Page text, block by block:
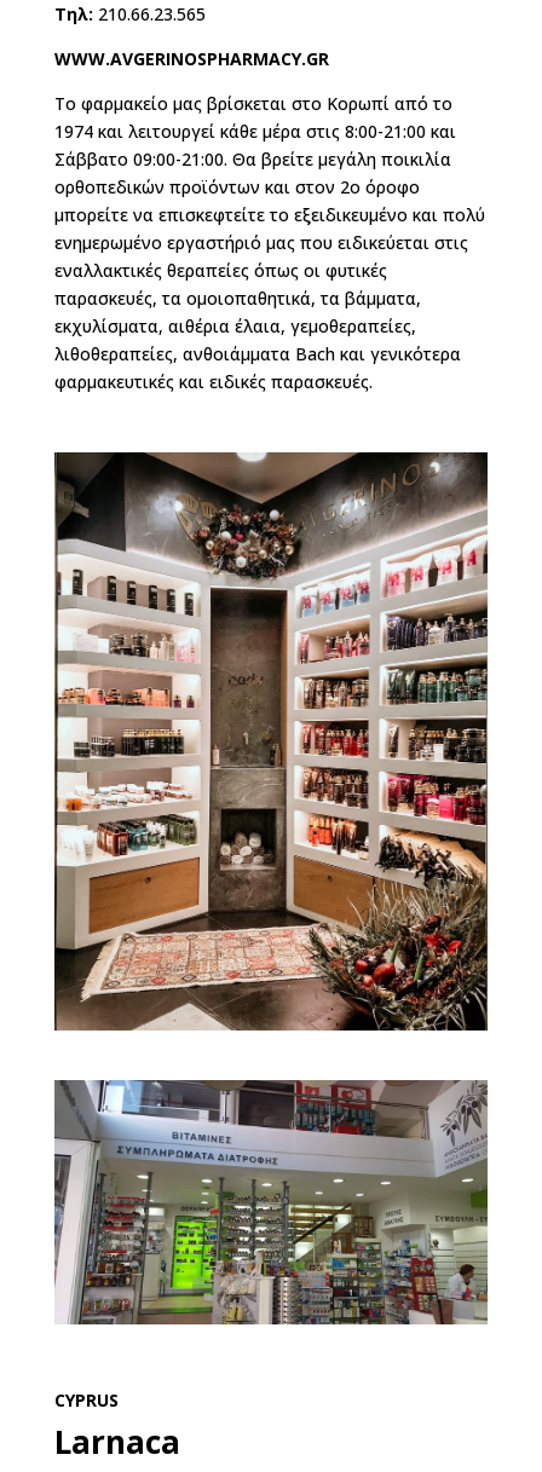
Τηλ: 210.66.23.565
WWW.AVGERINOSPHARMACY.GR
Το φαρμακείο μας βρίσκεται στο Κορωπί από το
1974 και λειτουργεί κάθε μέρα στις 8:00-21:00 και
Σάββατο 09:00-21:00. Θα βρείτε μεγάλη ποικιλία
ορθοπεδικών προϊόντων και στον 2ο όροφο
μπορείτε να επισκεφτείτε το εξειδικευμένο και πολύ
ενημερωμένο εργαστήριό μας που ειδικεύεται στις
εναλλακτικές θεραπείες όπως οι φυτικές
παρασκευές, τα ομοιοπαθητικά, τα βάμματα,
εκχυλίσματα, αιθέρια έλαια, γεμοθεραπείες,
λιθοθεραπείες, ανθοιάμματα Bach και γενικότερα
φαρμακευτικές και ειδικές παρασκευές.
CYPRUS
Larnaca